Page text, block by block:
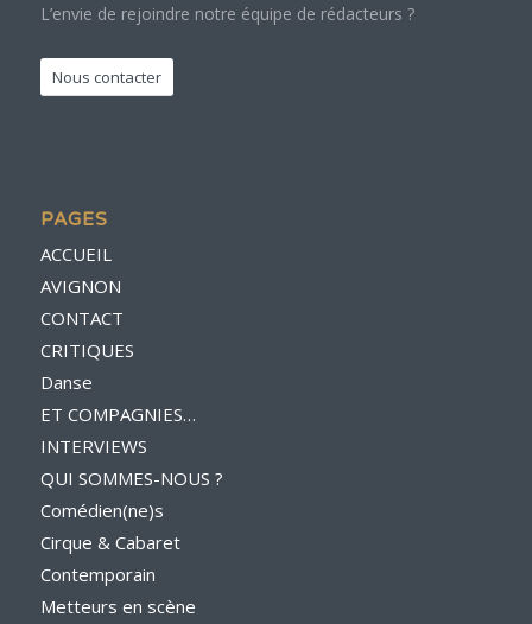
L’envie de rejoindre notre équipe de rédacteurs ?
Nous contacter
PAGES
ACCUEIL
AVIGNON
CONTACT
CRITIQUES
Danse
ET COMPAGNIES…
INTERVIEWS
QUI SOMMES-NOUS ?
Comédien(ne)s
Cirque & Cabaret
Contemporain
Metteurs en scène